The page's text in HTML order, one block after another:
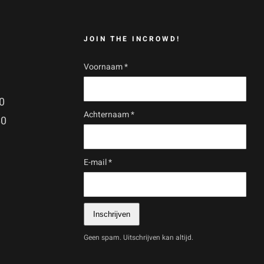
JOIN THE INCROWD!
Voornaam*
Achternaam*
E-mail*
Inschrijven
Geen spam. Uitschrijven kan altijd.